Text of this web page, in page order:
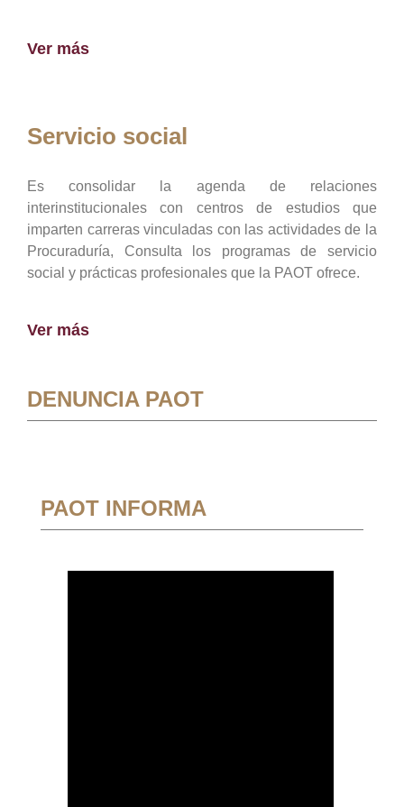
Ver más
Servicio social
Es consolidar la agenda de relaciones
interinstitucionales con centros de estudios que
imparten carreras vinculadas con las actividades de la
Procuraduría, Consulta los programas de servicio
social y prácticas profesionales que la PAOT ofrece.
Ver más
DENUNCIA PAOT
PAOT INFORMA